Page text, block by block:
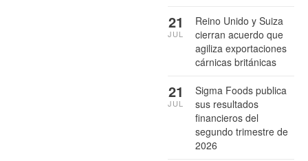
Reino Unido y Suiza
cierran acuerdo que
agiliza exportaciones
cárnicas británicas
21
JUL
Sigma Foods publica
sus resultados
financieros del
segundo trimestre de
2026
21
JUL